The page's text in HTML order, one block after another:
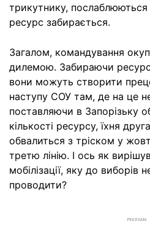
трикутнику,
ресурс забирається.
Загалом, командування
дилемою. Забираючи
вони можуть створити
наступу СОУ там, де на це
поставляючи в Запорізьку
кількості ресурсу, їхня
обвалиться з тріском у
третю лінію. І ось як
мобілізації, яку до виборів
проводити?
РЕКЛАМА